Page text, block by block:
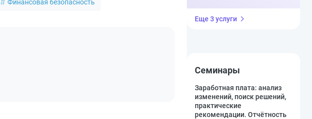
Финансовая безопасность
Еще 3 услуги
Семинары
Заработная плата: анализ
изменений, поиск решений,
практические
рекомендации. Отчётность